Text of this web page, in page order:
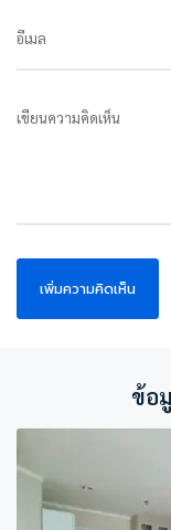
อีเมล
เขียนความคิดเห็น
ข้อ